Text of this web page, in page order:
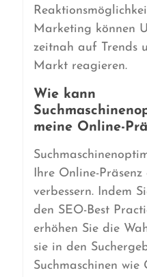
Marketing können
zeitnah auf Trends
Markt reagieren.
Wie kann
meine Online-
Ihre Online-
verbessern. Indem
den SEO-Best
erhöhen Sie die
sie in den
Suchmaschinen